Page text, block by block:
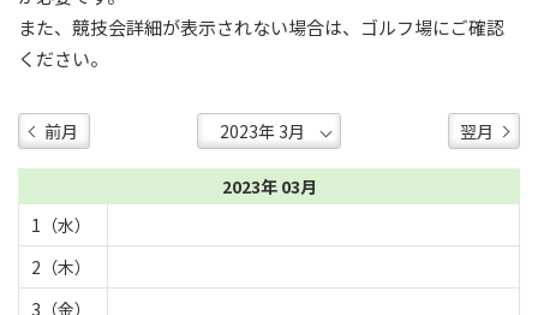
また、競技会詳細が表示されない場合は、ゴルフ場にご確認
ください。
前月 翌月
2023年 03月
1（水）
2（木）
3（金）